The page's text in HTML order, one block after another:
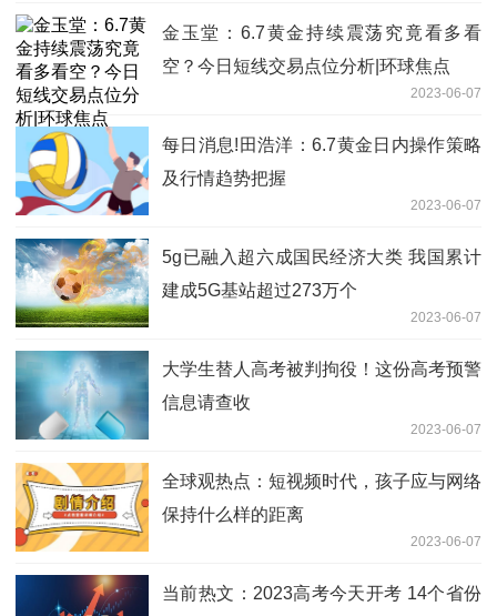
金玉堂：6.7黄金持续震荡究竟看多看
空？今日短线交易点位分析|环球焦点
2023-06-07
每日消息!田浩洋：6.7黄金日内操作策略
及行情趋势把握
2023-06-07
5g已融入超六成国民经济大类 我国累计
建成5G基站超过273万个
2023-06-07
大学生替人高考被判拘役！这份高考预警
信息请查收
2023-06-07
全球观热点：短视频时代，孩子应与网络
保持什么样的距离
2023-06-07
当前热文：2023高考今天开考 14个省份